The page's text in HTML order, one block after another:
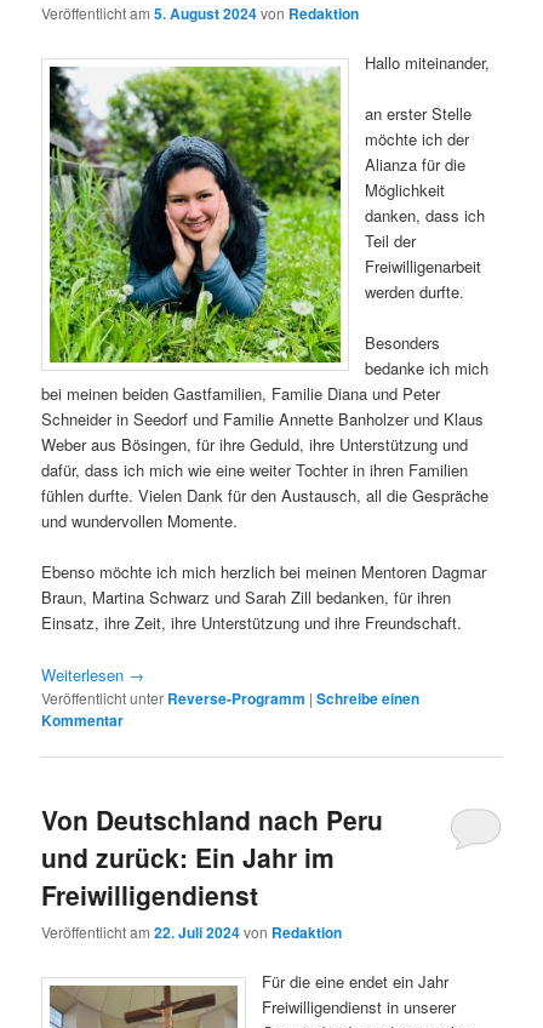
Veröffentlicht am5. August 2024von Redaktion
Hallo miteinander,
an erster Stelle
möchte ich der
Alianza für die
Möglichkeit
danken, dass ich
Teil der
Freiwilligenarbeit
werden durfte.
Besonders
bedanke ich mich
bei meinen beiden Gastfamilien, Familie Diana und Peter
Schneider in Seedorf und Familie Annette Banholzer und Klaus
Weber aus Bösingen, für ihre Geduld, ihre Unterstützung und
dafür, dass ich mich wie eine weiter Tochter in ihren Familien
fühlen durfte. Vielen Dank für den Austausch, all die Gespräche
und wundervollen Momente.
Ebenso möchte ich mich herzlich bei meinen Mentoren Dagmar
Braun, Martina Schwarz und Sarah Zill bedanken, für ihren
Einsatz, ihre Zeit, ihre Unterstützung und ihre Freundschaft.
Weiterlesen →
Veröffentlicht unter Reverse-Programm |Schreibe einen
Kommentar
Von Deutschland nach Peru
und zurück: Ein Jahr im
Freiwilligendienst
Veröffentlicht am22. Juli 2024von Redaktion
Für die eine endet ein Jahr
Freiwilligendienst in unserer